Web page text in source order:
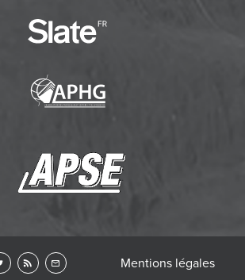
Mentions légales